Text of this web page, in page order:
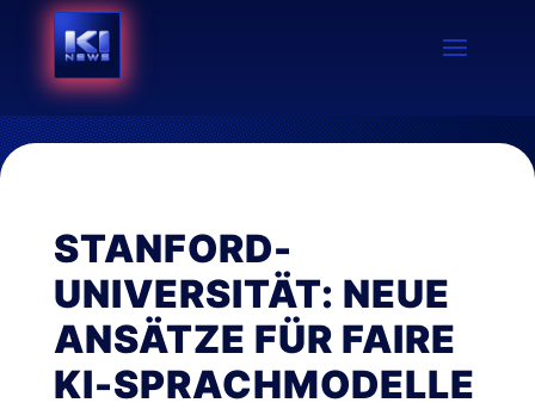
STANFORD-
UNIVERSITÄT: NEUE
ANSÄTZE FÜR FAIRE
KI-SPRACHMODELLE